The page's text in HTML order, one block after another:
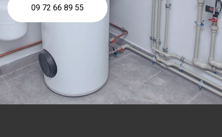
09 72 66 89 55